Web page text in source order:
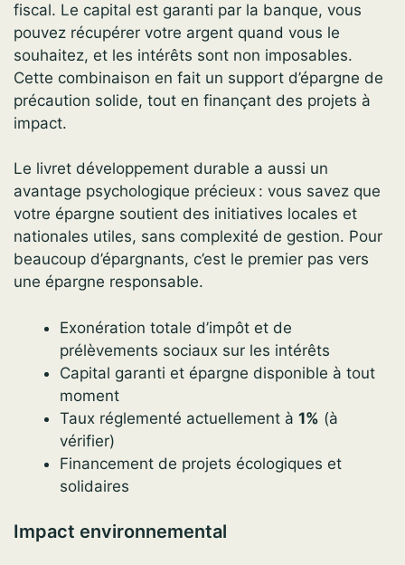
fiscal. Le capital est garanti par la banque, vous
pouvez récupérer votre argent quand vous le
souhaitez, et les intérêts sont non imposables.
Cette combinaison en fait un support d’épargne de
précaution solide, tout en finançant des projets à
impact.
Le livret développement durable a aussi un
avantage psychologique précieux : vous savez que
votre épargne soutient des initiatives locales et
nationales utiles, sans complexité de gestion. Pour
beaucoup d’épargnants, c’est le premier pas vers
une épargne responsable.
Exonération totale d’impôt et de
prélèvements sociaux sur les intérêts
Capital garanti et épargne disponible à tout
moment
Taux réglementé actuellement à 1% (à
vérifier)
Financement de projets écologiques et
solidaires
Impact environnemental